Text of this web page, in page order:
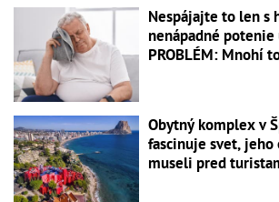
Nespájajte to len s
nenápadné
PROBLÉM: Mnohí
Obytný komplex v
fascinuje svet,
museli pred